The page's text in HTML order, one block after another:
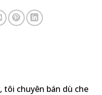
tôi chuyên bán dù che